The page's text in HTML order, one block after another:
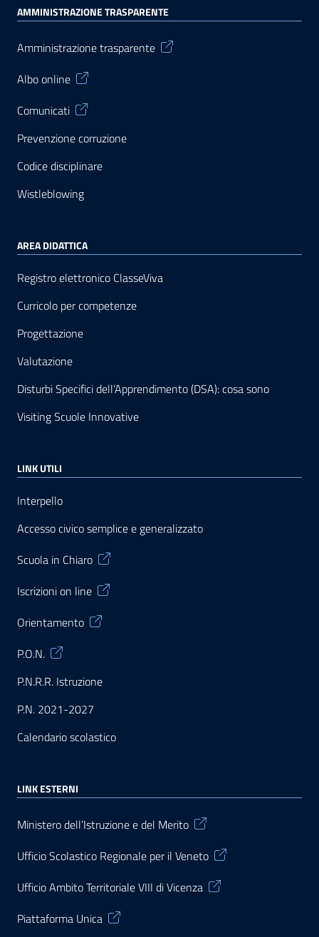
AMMINISTRAZIONE TRASPARENTE
Amministrazione trasparente
Albo online
Comunicati
Prevenzione corruzione
Codice disciplinare
Wistleblowing
AREA DIDATTICA
Registro elettronico ClasseViva
Curricolo per competenze
Progettazione
Valutazione
Disturbi Specifici dell’Apprendimento (DSA): cosa sono
Visiting Scuole Innovative
LINK UTILI
Interpello
Accesso civico semplice e generalizzato
Scuola in Chiaro
Iscrizioni on line
Orientamento
P.O.N.
P.N.R.R. Istruzione
P.N. 2021-2027
Calendario scolastico
LINK ESTERNI
Ministero dell’Istruzione e del Merito
Ufficio Scolastico Regionale per il Veneto
Ufficio Ambito Territoriale VIII di Vicenza
Piattaforma Unica